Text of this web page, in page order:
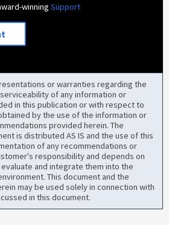
winningSupport
or warranties regarding the
of any information or
in this publication or with respect to
by the use of the information or
provided herein. The
is distributed AS IS and the use of this
of any recommendations or
responsibility and depends on
and integrate them into the
This document and the
may be used solely in connection with
in this document.